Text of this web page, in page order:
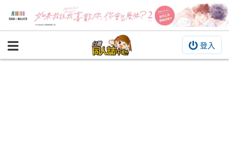
登入
BOOKY書集倉庫